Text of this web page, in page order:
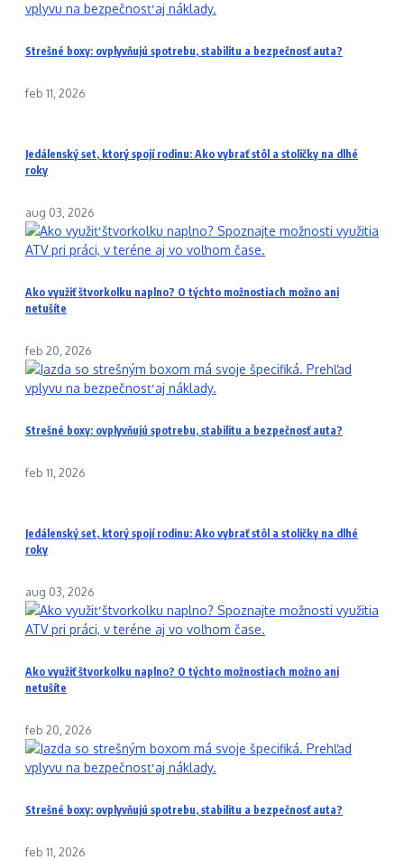
Strešné boxy: ovplyvňujú spotrebu, stabilitu a bezpečnosť auta?
feb 11, 2026
Jedálenský set, ktorý spojí rodinu: Ako vybrať stôl a stoličky na dlhé
roky
aug 03, 2026
Ako využiť štvorkolku naplno? O týchto možnostiach možno ani
netušíte
feb 20, 2026
Strešné boxy: ovplyvňujú spotrebu, stabilitu a bezpečnosť auta?
feb 11, 2026
Jedálenský set, ktorý spojí rodinu: Ako vybrať stôl a stoličky na dlhé
roky
aug 03, 2026
Ako využiť štvorkolku naplno? O týchto možnostiach možno ani
netušíte
feb 20, 2026
Strešné boxy: ovplyvňujú spotrebu, stabilitu a bezpečnosť auta?
feb 11, 2026